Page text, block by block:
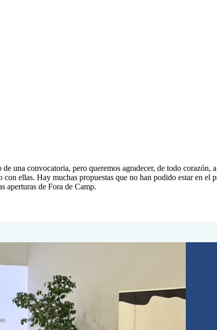
una convocatoria, pero queremos agradecer, de todo corazón,
con ellas. Hay muchas propuestas que no han podido estar en
aperturas de Fora de Camp.